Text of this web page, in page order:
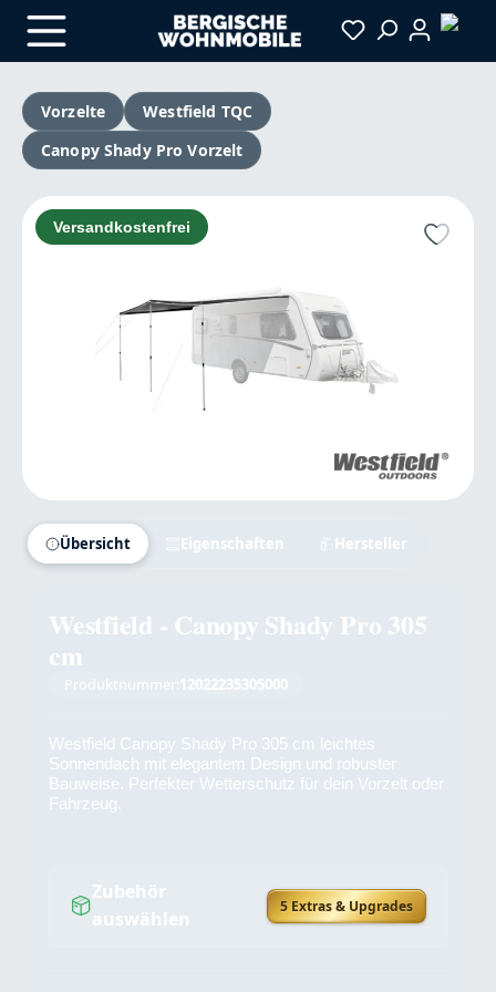
Zum Hauptinhalt springen
Vorzelte
Westfield TQC
Canopy Shady Pro Vorzelt
Bildergalerie überspringen
Versandkostenfrei
Übersicht Eigenschaften Hersteller
Westfield - Canopy Shady Pro 305
cm
Produktnummer: 12022235305000
Westfield Canopy Shady Pro 305 cm leichtes
Sonnendach mit elegantem Design und robuster
Bauweise. Perfekter Wetterschutz für dein Vorzelt oder
Fahrzeug.
Zubehör
auswählen
5 Extras & Upgrades